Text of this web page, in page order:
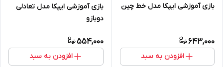
بازی آموزشی ایپکا مدل خط چین
643,000
افزودن به سبد
بازی آموزشی ایپکا مدل تعادلی
دوبازو
554,000
افزودن به سبد